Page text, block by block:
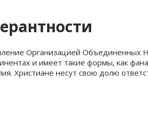
Организацией Объединенных
и имеет такие формы, как
Христиане несут свою долю